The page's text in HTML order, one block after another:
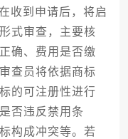
到申请后，将启
式审查，主要核
确、费用是否缴
查员将依据商标
的可注册性进行
否违反禁用条
构成冲突等。若